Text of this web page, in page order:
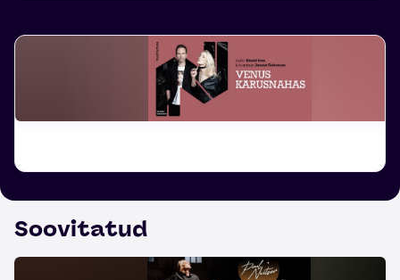
Soovitatud